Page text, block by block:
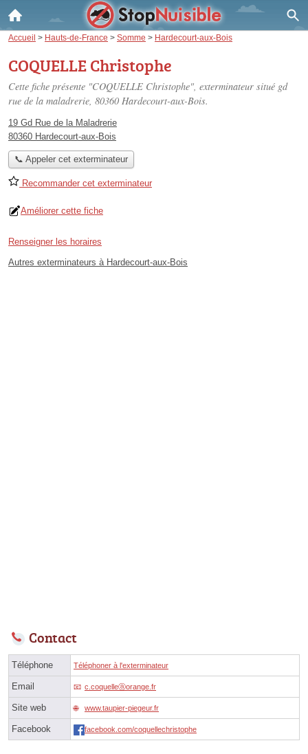
Accueil > Hauts-de-France > Somme > Hardecourt-aux-Bois
COQUELLE Christophe
Cette fiche présente "COQUELLE Christophe", exterminateur situé gd
rue de la maladrerie, 80360 Hardecourt-aux-Bois.
19 Gd Rue de la Maladrerie
80360 Hardecourt-aux-Bois
📞 Appeler cet exterminateur
Recommander cet exterminateur
Améliorer cette fiche
Renseigner les horaires
Autres exterminateurs à Hardecourt-aux-Bois
Contact
Téléphone Téléphoner à l'exterminateur
Email c.coquelleⓐorange.fr
Site web www.taupier-piegeur.fr
Facebook facebook.com/coquellechristophe